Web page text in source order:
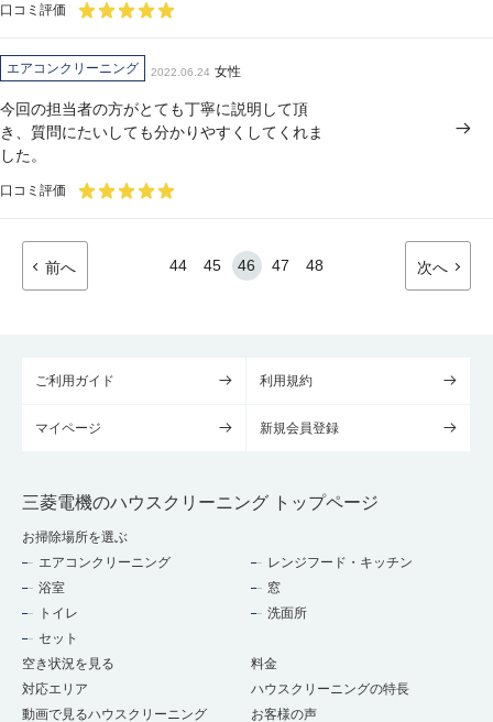
口コミ評価
エアコンクリーニング 2022.06.24 女性
今回の担当者の方がとても丁寧に説明して頂
き、質問にたいしても分かりやすくしてくれま
した。
口コミ評価
前へ 44 45 46 47 48 次へ
ご利用ガイド 利用規約
マイページ 新規会員登録
三菱電機のハウスクリーニング トップページ
お掃除場所を選ぶ
エアコンクリーニング
レンジフード・キッチン
浴室
窓
トイレ
洗面所
セット
空き状況を見る
料金
対応エリア
ハウスクリーニングの特長
動画で見るハウスクリーニング
お客様の声